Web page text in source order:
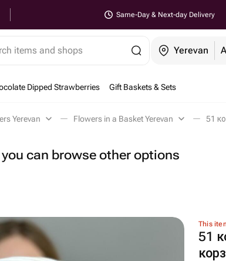
Same-Day & Next-day Delivery
items and shops Yerevan
Dipped Strawberries Gift Baskets & Sets
Yerevan Flowers in a Basket Yerevan 51
can browse other options
This
51